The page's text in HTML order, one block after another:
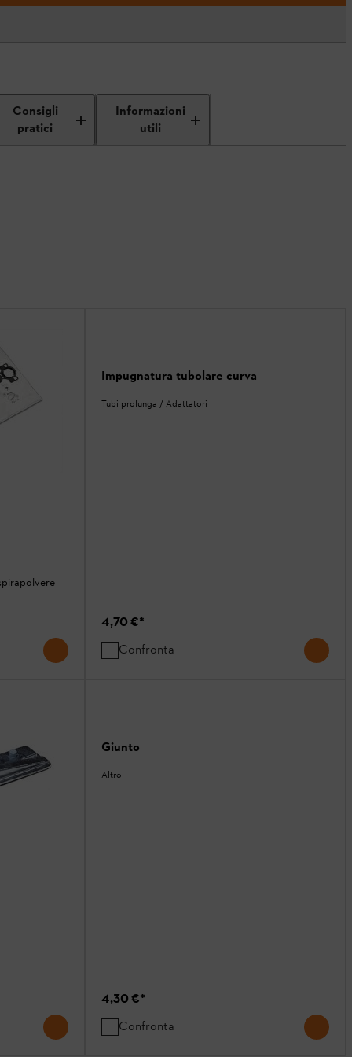
Consigli
pratici
Informazioni
utili
Impugnatura tubolare curva
Tubi prolunga / Adattatori
4,70 €*
Confronta
Giunto
Altro
4,30 €*
Confronta